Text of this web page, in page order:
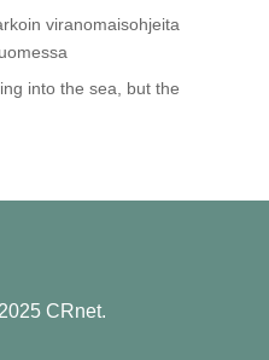
viranomaisohjeita
into the sea, but the
CRnet.